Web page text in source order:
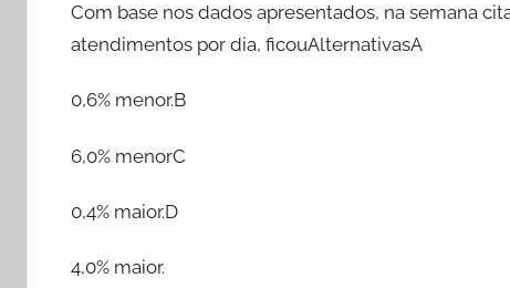
Com base nos dados apresentados, na semana
atendimentos por dia, ficouAlternativasA
0,6% menor.B
6,0% menorC
0,4% maior.D
4,0% maior.